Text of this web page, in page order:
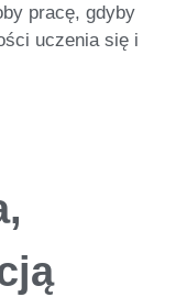
pracę, gdyby
uczenia się i